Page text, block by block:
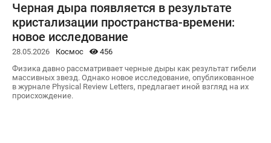
Черная дыра появляется в результате
кристализации пространства-времени:
новое исследование
28.05.2026 Космос
456
Физика давно рассматривает черные дыры как результат гибели
массивных звезд. Однако новое исследование, опубликованное
в журнале Physical Review Letters, предлагает иной взгляд на их
происхождение.